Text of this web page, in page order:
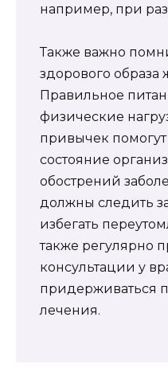
например, при
Также важно
здорового образа
Правильное
физические
привычек
состояние
обострений
должны следить
избегать
также регулярно
консультации у
придерживаться
лечения.